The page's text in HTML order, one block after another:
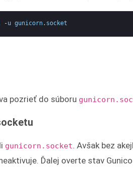
-u gunicorn. socket
pozrieť do súboru
gunicorn.socket . Avšak bez
Ďalej overte stav